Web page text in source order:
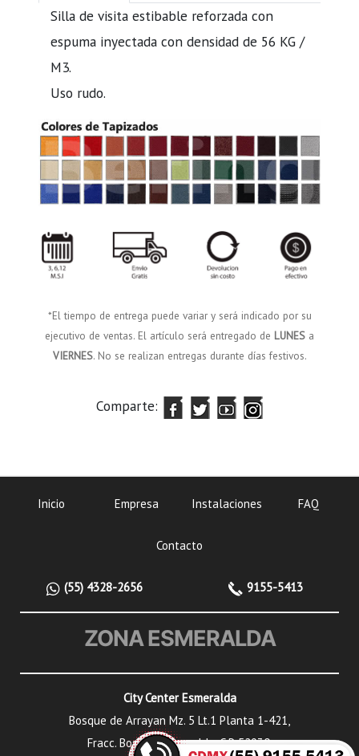
Silla de visita estibable reforzada con
espuma inyectada con densidad de 56 KG /
M3.
Uso rudo.
*El tiempo de entrega puede variar y será indicado por su
ejecutivo de ventas. El artículo será entregado de LUNES a
VIERNES. No se realizan entregas durante días festivos.
Comparte:
Inicio Empresa Instalaciones FAQ
Contacto
(55) 4328-2656 9155-5413
ZONA ESMERALDA
City Center Esmeralda
Bosque de Arrayan Mz. 5 Lt.1 Planta 1-421,
Fracc. Bosque Esmeralda, C.P. 52930,